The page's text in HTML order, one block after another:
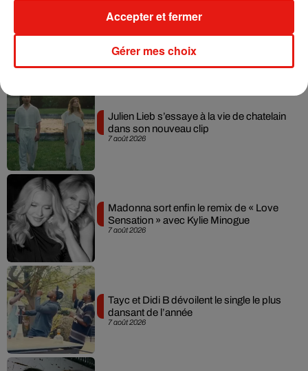
Musique
7 août 2026
Julien Lieb s’essaye à la vie de chatelain
dans son nouveau clip
7 août 2026
Madonna sort enfin le remix de « Love
Sensation » avec Kylie Minogue
7 août 2026
Tayc et Didi B dévoilent le single le plus
dansant de l’année
Gérer mes choix
Accepter et fermer